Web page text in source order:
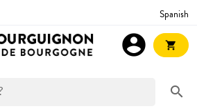
Spanish
search
account_circle shopping_cart